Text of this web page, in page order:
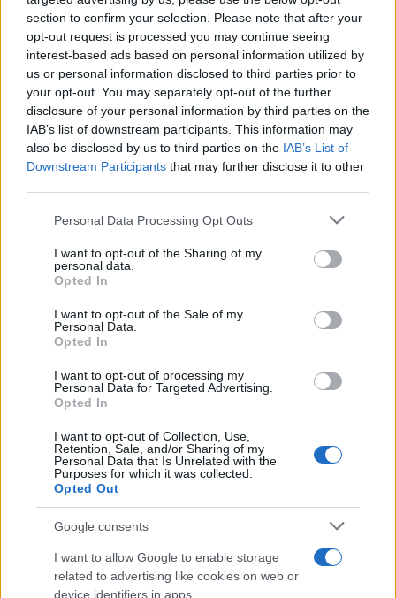
section to confirm your selection. Please note that after your
opt-out request is processed you may continue seeing
interest-based ads based on personal information utilized by
us or personal information disclosed to third parties prior to
your opt-out. You may separately opt-out of the further
disclosure of your personal information by third parties on the
IAB’s list of downstream participants. This information may
also be disclosed by us to third parties on the IAB’s List of
Downstream Participants that may further disclose it to other
Please note that this website/app uses one or more Google
not limited to your visit or usage behaviour. You may click to
grant or deny consent to Google and its third-party tags to
use your data for below specified purposes in below Google
consent section.
Personal Data Processing Opt Outs
I want to opt-out of the Sharing of my
personal data.
Opted In
I want to opt-out of the Sale of my
Personal Data.
Opted In
I want to opt-out of processing my
Personal Data for Targeted Advertising.
Opted In
I want to opt-out of Collection, Use,
Retention, Sale, and/or Sharing of my
Personal Data that Is Unrelated with the
Purposes for which it was collected.
Opted Out
Google consents
I want to allow Google to enable storage
related to advertising like cookies on web or
device identifiers in apps.
Στη CES παρουσίαστηκαν για πρώτη φορά προϊόντα
στις πιο πρόσφατες εκθέσεις είδαμε τα πρώτα
,netbooks
free 3D τηλεοράσεις. Αυτά και άλλες πολλές χρήσιμες
πληροφορίες για τη CES μπορείτε να βρείτε στο
παρακάτω Infographic.
Click για Full Size: